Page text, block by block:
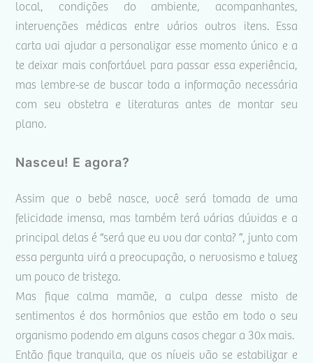
local, condições do ambiente, acompanhantes,
intervenções médicas entre vários outros itens. Essa
carta vai ajudar a personalizar esse momento único e a
te deixar mais confortável para passar essa experiência,
mas lembre-se de buscar toda a informação necessária
com seu obstetra e literaturas antes de montar seu
plano.
Nasceu! E agora?
Assim que o bebê nasce, você será tomada de uma
felicidade imensa, mas também terá várias dúvidas e a
principal delas é “será que eu vou dar conta? ”, junto com
essa pergunta virá a preocupação, o nervosismo e talvez
um pouco de tristeza.
Mas fique calma mamãe, a culpa desse misto de
sentimentos é dos hormônios que estão em todo o seu
organismo podendo em alguns casos chegar a 30x mais.
Então fique tranquila, que os níveis vão se estabilizar e